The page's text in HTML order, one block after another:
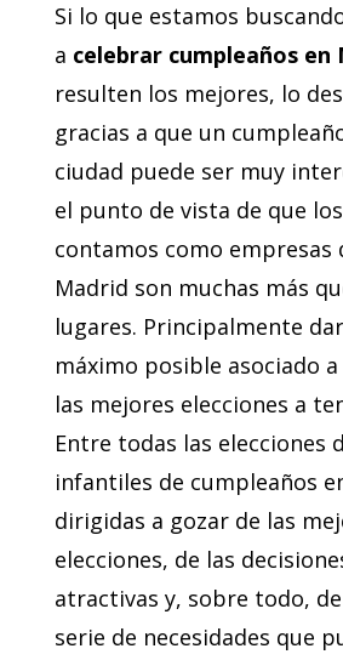
Si lo que estamos
a celebrar cumpleaños en
resulten los mejores, lo
gracias a que un
ciudad puede ser muy
el punto de vista de que
contamos como empresas
Madrid son muchas más
lugares. Principalmente
máximo posible asociado
las mejores elecciones a
Entre todas las elecciones
infantiles de cumpleaños
dirigidas a gozar de las
elecciones, de las
atractivas y, sobre todo,
serie de necesidades que